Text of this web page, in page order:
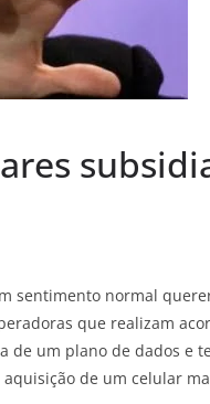
sentimento normal
que realizam
de um plano de dados e
de um celular